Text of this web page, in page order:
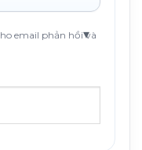
email phản hồi và